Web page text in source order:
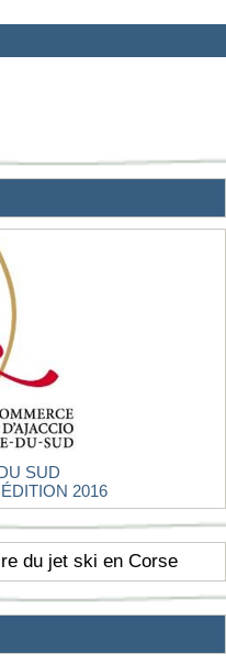
SUD
2016
du jet ski en Corse